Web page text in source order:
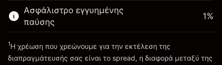
Χρήματα από μόχλευση ~
Ασφάλιστρο εγγυημένης
παύσης
1%
1Η χρέωση που χρεώνουμε για την εκτέλεση της
διαπραγμάτευσής σας είναι το spread, η διαφορά μεταξύ της